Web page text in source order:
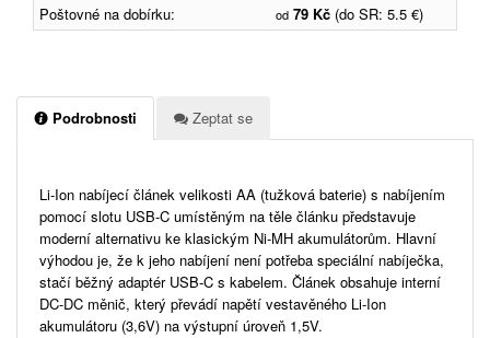
Poštovné na dobírku:
od 79 Kč (do SR: 5.5 €)
Podrobnosti Zeptat se
Li-Ion nabíjecí článek velikosti AA (tužková baterie) s nabíjením
pomocí slotu USB-C umístěným na těle článku představuje
moderní alternativu ke klasickým Ni-MH akumulátorům. Hlavní
výhodou je, že k jeho nabíjení není potřeba speciální nabíječka,
stačí běžný adaptér USB-C s kabelem. Článek obsahuje interní
DC-DC měnič, který převádí napětí vestavěného Li-Ion
akumulátoru (3,6V) na výstupní úroveň 1,5V.